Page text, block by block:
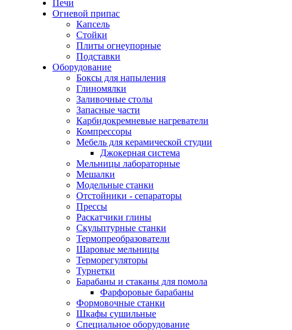
Печи
Огневой припас
Капсель
Стойки
Плиты огнеупорные
Подставки
Оборудование
Боксы для напыления
Глиномялки
Заливочные столы
Запасные части
Карбидокремневые нагреватели
Компрессоры
Мебель для керамической студии
Джокерная система
Мельницы лабораторные
Мешалки
Модельные станки
Отстойники - сепараторы
Прессы
Раскатчики глины
Скульптурные станки
Термопреобразователи
Шаровые мельницы
Терморегуляторы
Турнетки
Барабаны и стаканы для помола
Фарфоровые барабаны
Формовочные станки
Шкафы сушильные
Специальное оборудование